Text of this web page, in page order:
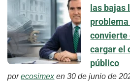
las bajas
convierte
cargar el
público
porecosimexen 30 de junio de